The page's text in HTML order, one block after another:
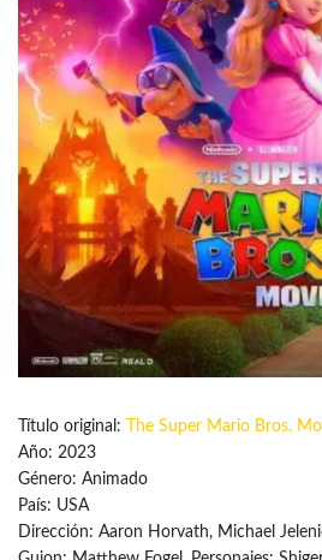
Título original:
The Super Mario Bros.
Año: 2023
Género: Animado
País: USA
Dirección: Aaron Horvath, Michael